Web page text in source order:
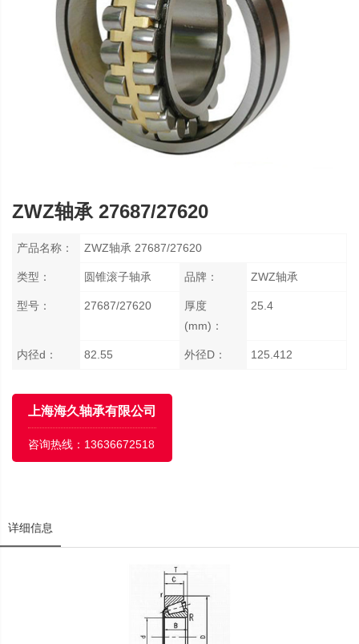
ZWZ轴承 27687/27620
产品名称： ZWZ轴承 27687/27620
类型： 圆锥滚子轴承 品牌： ZWZ轴承
型号： 27687/27620
厚度
(mm)：
25.4
内径d： 82.55 外径D： 125.412
上海海久轴承有限公司
咨询热线： 13636672518
详细信息